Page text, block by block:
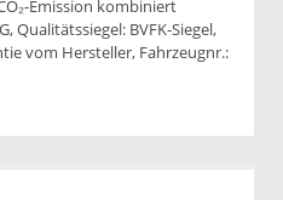
Emission kombiniert
Qualitätssiegel: BVFK-Siegel,
vom Hersteller, Fahrzeugnr.:
drucken